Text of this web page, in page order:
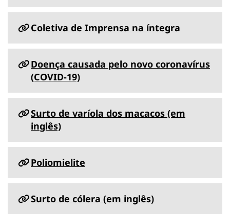
Coletiva de Imprensa na íntegra
Doença causada pelo novo coronavírus
(COVID-19)
Surto de varíola dos macacos (em
inglês)
Poliomielite
Surto de cólera (em inglês)